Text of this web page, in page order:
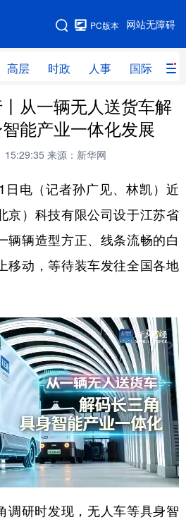
网站无障碍
PC版本
高层 时政 人事 国际 财
网站地图
时政 人事
网评 港澳
量子 体育
健康 军事
兴 银龄 溯源中国
能源 会展
时尚 悦读
亚太网 上市公司
从一辆无人送货车解
能产业一体化发展
15:29:35 来源：新华网
电（记者孙广见、林凯）近
京）科技有限公司设于江苏省
辆辆造型方正、线条流畅的白
移动，等待装车发往全国各地
研时发现，无人车等具身智